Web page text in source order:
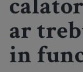
ar
in